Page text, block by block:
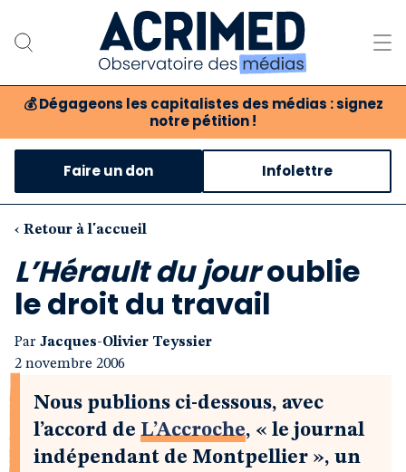
💰 Dégageons les capitalistes des médias : signez
notre pétition !
Notre association
Notre critique des médias
Nos propositions
Notre revue
Boutique
Faire un don Infolettre
‹ Retour à l'accueil
L’Hérault du jouroublie
le droit du travail
Par Jacques-Olivier Teyssier
2 novembre 2006
Nous publions ci-dessous, avec
l’accord de L’Accroche, « le journal
indépendant de Montpellier », un